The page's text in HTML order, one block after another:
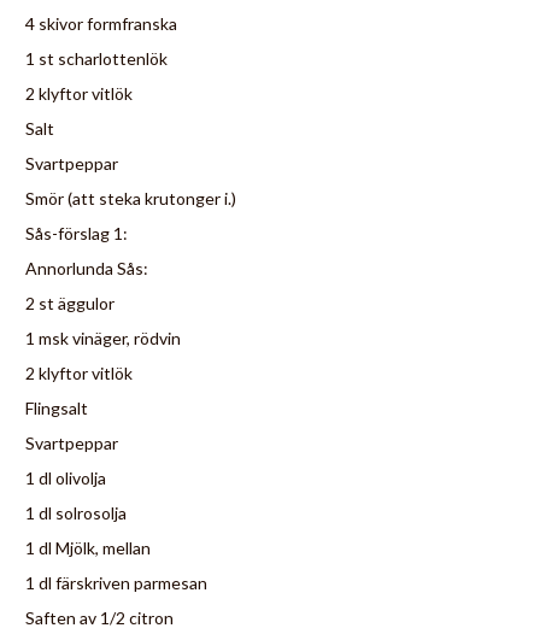
4 skivor formfranska
1 st scharlottenlök
2 klyftor vitlök
Salt
Svartpeppar
Smör (att steka krutonger i.)
Sås-förslag 1:
Annorlunda Sås:
2 st äggulor
1 msk vinäger, rödvin
2 klyftor vitlök
Flingsalt
Svartpeppar
1 dl olivolja
1 dl solrosolja
1 dl Mjölk, mellan
1 dl färskriven parmesan
Saften av 1/2 citron